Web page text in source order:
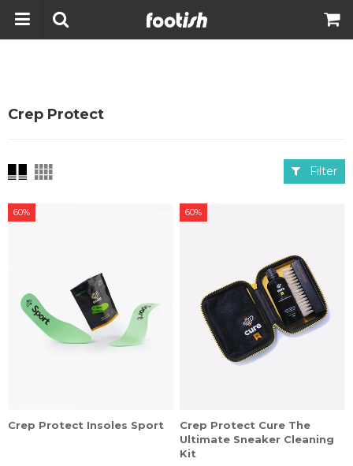
Crep Protect
Filter
Crep Protect Insoles Sport
60%
Crep Protect Cure The
Ultimate Sneaker Cleaning
Kit
60%